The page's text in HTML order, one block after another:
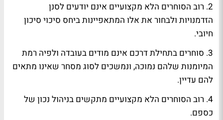
2. רוב הסוחרים הלא מקצועיים אינם יודעים לסנן
הזדמנויות ולבחור את אלו המתאפיינות ביחס סיכוי סיכון
חיובי.
3. סוחרים בתחילת דרכם אינם מודים בעובדה ולפיה רמת
המיומנות שלהם נמוכה, ונמשכים לסוג מסחר שאינו מתאים
להם עדיין.
4. רוב הסוחרים הלא מקצועיים מתקשים בניהול נכון של
כספם.